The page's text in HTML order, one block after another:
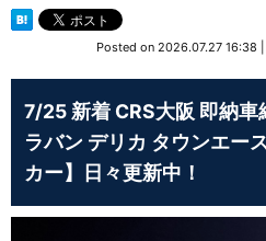
Posted on 2026.07.27 16:38
7/25 新着 CRS大阪 即納車
ラバン デリカ タウンエー
カー】日々更新中！